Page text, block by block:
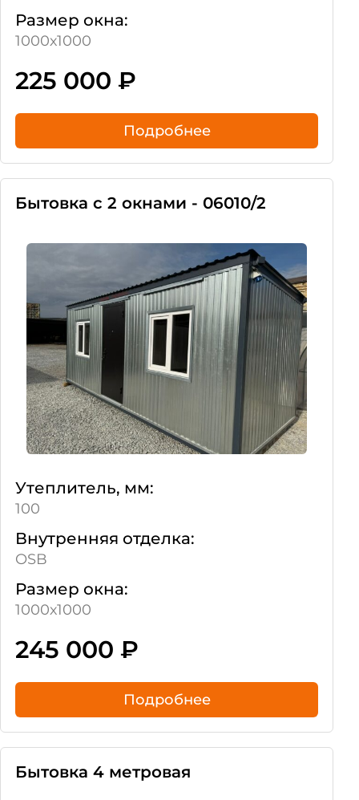
Размер окна:
1000х1000
225 000 ₽
Подробнее
Бытовка с 2 окнами - 06010/2
Утеплитель, мм:
100
Внутренняя отделка:
OSB
Размер окна:
1000х1000
245 000 ₽
Подробнее
Бытовка 4 метровая